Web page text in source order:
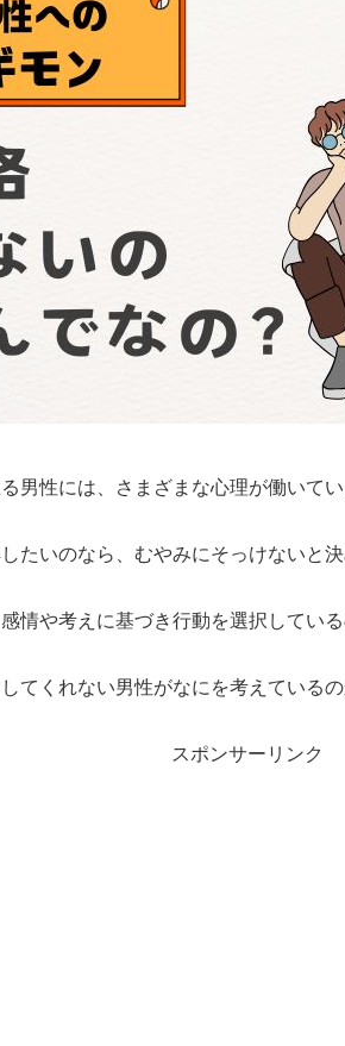
男性には、さまざまな心理が働いてい
たいのなら、むやみにそっけないと決
情や考えに基づき行動を選択してい
てくれない男性がなにを考えているの
スポンサーリンク